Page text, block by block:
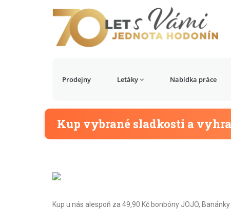
Prodejny Letáky Nabídka práce
Kup vybrané sladkosti a
Kup u nás alespoň za 49,90 Kč bonbóny JOJO,